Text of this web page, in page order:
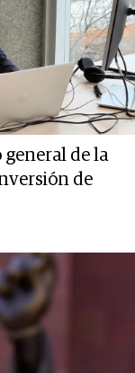
general de la
de